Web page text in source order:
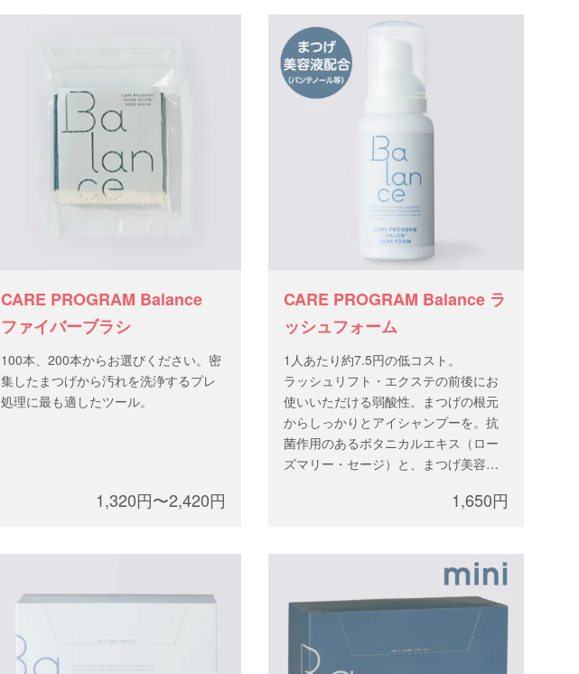
CARE PROGRAM Balance
ファイバーブラシ
100本、200本からお選びください。密
集したまつげから汚れを洗浄するプレ
処理に最も適したツール。
1,320円〜2,420円
CARE PROGRAM Balance ラ
ッシュフォーム
1人あたり約7.5円の低コスト。
ラッシュリフト・エクステの前後にお
使いいただける弱酸性。まつげの根元
からしっかりとアイシャンプーを。抗
菌作用のあるボタニカルエキス（ロー
ズマリー・セージ）と、まつげ美容液
リペプチド等）が入っています。1,650円